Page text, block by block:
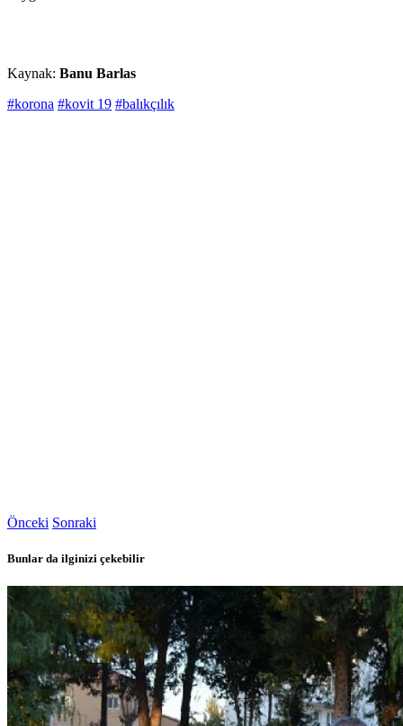
Kaynak: Banu Barlas
#korona #kovit 19 #balıkçılık
Önceki Sonraki
Bunlar da ilginizi çekebilir